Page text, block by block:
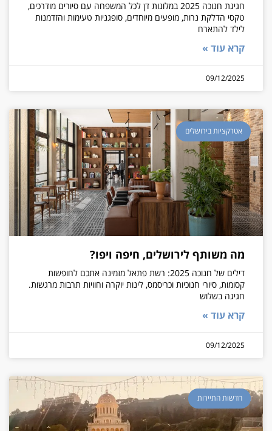
חגיגת חנוכה 2025 במלונות דן לכל המשפחה עם סיורים מודרכים,
טקסי הדלקת נרות, מופעים מיוחדים, סופגניות טעימות והזדמנות
לילד להתארח
קרא עוד »
09/12/2025
אטרקציות בירושלים
מה משותף לירושלים, חיפה ויפו?
דילים של חנוכה 2025: רשת פתאל מזמינה אתכם לחופשות
קסומות, סיורי חנוכיות וכריסמס, לינות יוקרה וחוויות תרבות מרגשות.
חגיגה בשלוש
קרא עוד »
09/12/2025
חדשות התיירות